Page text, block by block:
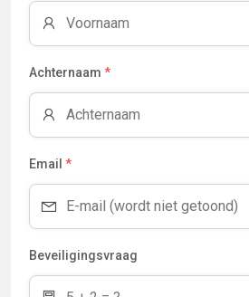
Achternaam *
Email *
Beveiligingsvraag